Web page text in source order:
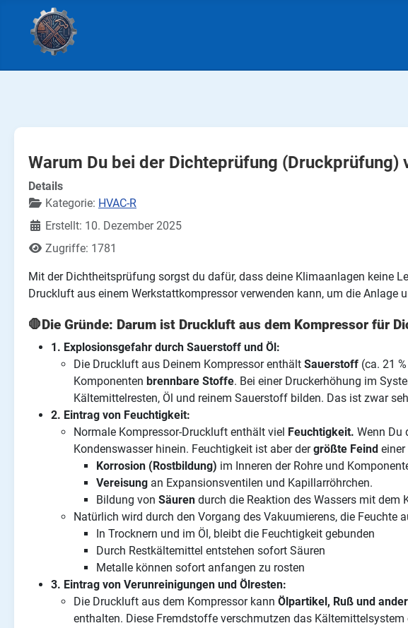
Warum Du bei der Dichteprüfung
Details
Kategorie: HVAC-R
Erstellt: 10. Dezember 2025
Zugriffe: 1781
Mit der Dichtheitsprüfung sorgst du dafür, dass deine Klimaanlagen keine
Druckluft aus einem Werkstattkompressor verwenden kann, um die Anlage
🛑Die Gründe: Darum ist Druckluft aus dem Kompressor für
1. Explosionsgefahr durch Sauerstoff und Öl:
Die Druckluft aus Deinem Kompressor enthält Sauerstoff (ca. 21
Komponenten brennbare Stoffe. Bei einer Druckerhöhung im
Kältemittelresten, Öl und reinem Sauerstoff bilden. Das ist zwar
2. Eintrag von Feuchtigkeit:
Normale Kompressor-Druckluft enthält viel Feuchtigkeit. Wenn Du
Kondenswasser hinein. Feuchtigkeit ist aber dergrößte Feind
Korrosion (Rostbildung) im Inneren der Rohre und
Vereisung an Expansionsventilen und Kapillarröhrchen.
Bildung von Säuren durch die Reaktion des Wassers mit dem
Natürlich wird durch den Vorgang des Vakuumierens, die Feuchte
In Trocknern und im Öl, bleibt die Feuchtigkeit gebunden
Durch Restkältemittel entstehen sofort Säuren
Metalle können sofort anfangen zu rosten
3. Eintrag von Verunreinigungen und Ölresten:
Die Druckluft aus dem Kompressor kann Ölpartikel, Ruß und
enthalten. Diese Fremdstoffe verschmutzen das Kältemittelsystem